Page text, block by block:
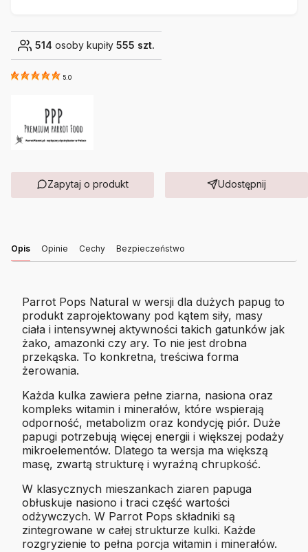
514 osoby kupiły 555 szt.
5.0
Zapytaj o produkt Udostępnij
Opis Opinie Cechy Bezpieczeństwo
Parrot Pops Natural w wersji dla dużych papug to
produkt zaprojektowany pod kątem siły, masy
ciała i intensywnej aktywności takich gatunków jak
żako, amazonki czy ary. To nie jest drobna
przekąska. To konkretna, treściwa forma
żerowania.
Każda kulka zawiera pełne ziarna, nasiona oraz
kompleks witamin i minerałów, które wspierają
odporność, metabolizm oraz kondycję piór. Duże
papugi potrzebują więcej energii i większej podaży
mikroelementów. Dlatego ta wersja ma większą
masę, zwartą strukturę i wyraźną chrupkość.
W klasycznych mieszankach ziaren papuga
obłuskuje nasiono i traci część wartości
odżywczych. W Parrot Pops składniki są
zintegrowane w całej strukturze kulki. Każde
rozgryzienie to pełna porcja witamin i minerałów.